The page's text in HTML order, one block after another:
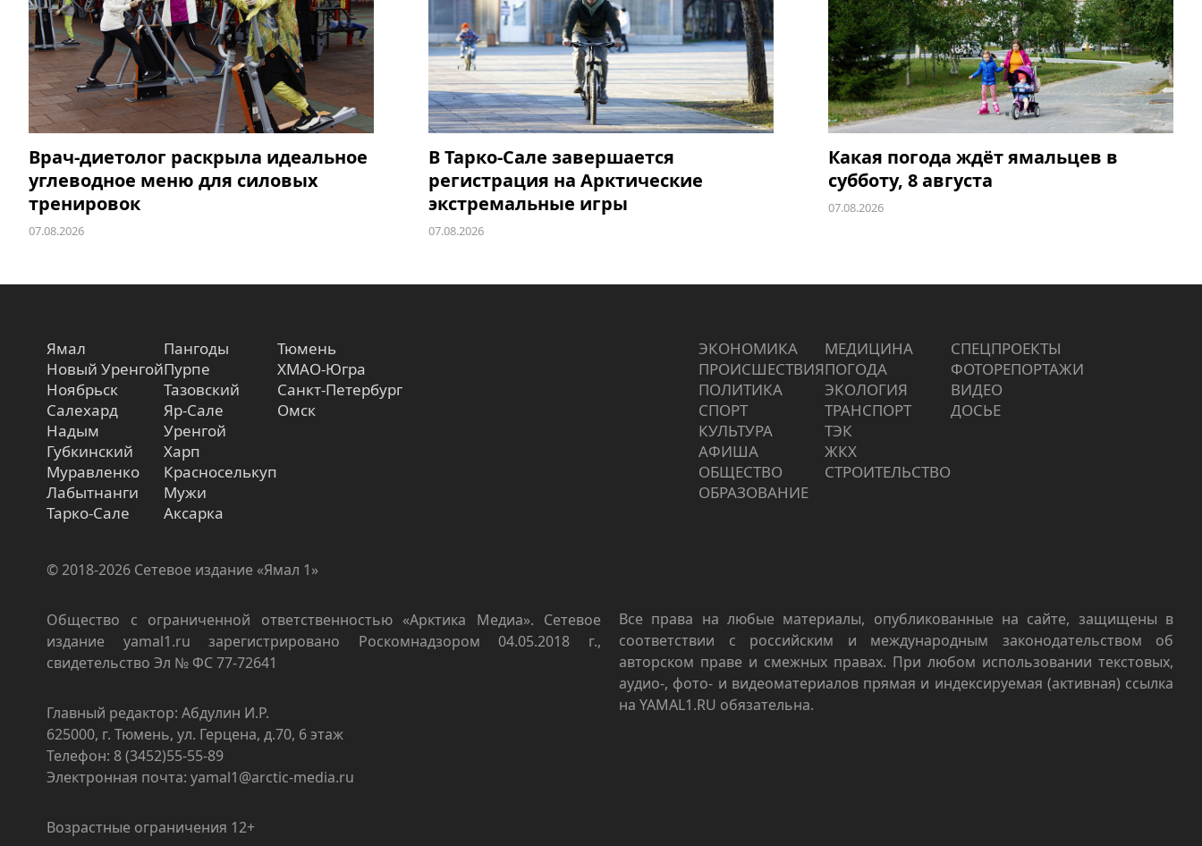
Врач-диетолог раскрыла идеальное
углеводное меню для силовых
тренировок
07.08.2026
В Тарко-Сале завершается
регистрация на Арктические
экстремальные игры
07.08.2026
Какая погода ждёт ямальцев в
субботу, 8 августа
07.08.2026
Ямал
Новый Уренгой
Ноябрьск
Салехард
Надым
Губкинский
Муравленко
Лабытнанги
Тарко-Сале
Пангоды
Пурпе
Тазовский
Яр-Сале
Уренгой
Харп
Красноселькуп
Мужи
Аксарка
Тюмень
ХМАО-Югра
Санкт-Петербург
Омск
ЭКОНОМИКА
ПРОИCШЕСТВИЯ
ПОЛИТИКА
СПОРТ
КУЛЬТУРА
АФИША
ОБЩЕСТВО
ОБРАЗОВАНИЕ
МЕДИЦИНА
ПОГОДА
ЭКОЛОГИЯ
ТРАНСПОРТ
ТЭК
ЖКХ
СТРОИТЕЛЬСТВО
СПЕЦПРОЕКТЫ
ФОТОРЕПОРТАЖИ
ВИДЕО
ДОСЬЕ
© 2018-2026 Сетевое издание «Ямал 1»
Общество с ограниченной ответственностью «Арктика Медиа». Сетевое
издание yamal1.ru зарегистрировано Роскомнадзором 04.05.2018 г.,
свидетельство Эл № ФС 77-72641
Главный редактор: Абдулин И.Р.
625000, г. Тюмень, ул. Герцена, д.70, 6 этаж
Телефон: 8 (3452)55-55-89
Электронная почта: yamal1@arctic-media.ru
Возрастные ограничения 12+
Все права на любые материалы, опубликованные на сайте, защищены в
соответствии с российским и международным законодательством об
авторском праве и смежных правах. При любом использовании текстовых,
аудио-, фото- и видеоматериалов прямая и индексируемая (активная) ссылка
на YAMAL1.RU обязательна.